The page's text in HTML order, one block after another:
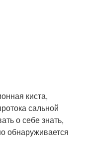
киста,
сальной
о себе знать,
обнаруживается